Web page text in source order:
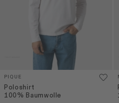
PIQUE
Poloshirt
100% Baumwolle